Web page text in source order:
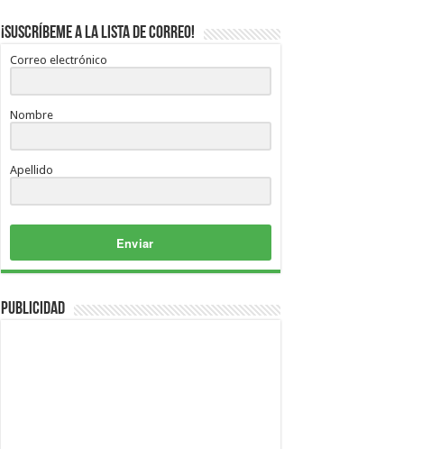
¡Suscríbeme a la lista de correo!
Correo electrónico
Nombre
Apellido
Publicidad